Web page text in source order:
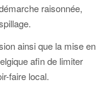
raisonnée,
ainsi que la mise en
afin de limiter
faire local.